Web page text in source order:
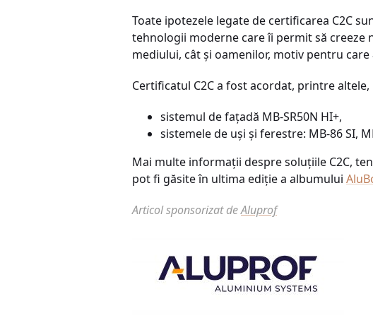
Toate ipotezele legate de certificarea C2C
tehnologii moderne care îi permit să creeze
mediului, cât și oamenilor, motiv pentru care
Certificatul C2C a fost acordat, printre
sistemul de fațadă MB-SR50N HI+,
sistemele de uși și ferestre: MB-86 SI,
Mai multe informații despre soluțiile C2C,
pot fi găsite în ultima ediție a albumului
Articol sponsorizat deAluprof